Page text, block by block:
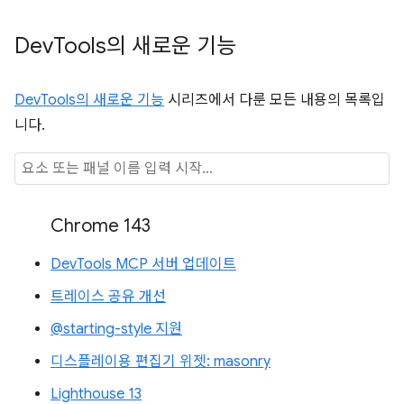
DevTools의 새로운 기능
DevTools의 새로운 기능 시리즈에서 다룬 모든 내용의 목록입
니다.
Chrome 143
DevTools MCP 서버 업데이트
트레이스 공유 개선
@starting-style 지원
디스플레이용 편집기 위젯: masonry
Lighthouse 13